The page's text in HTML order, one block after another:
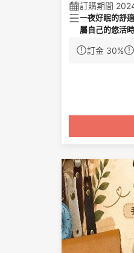
訂購期間
一夜好眠的舒
屬自己的悠活
➤專案內容
供，限高2.1m)
4. 優惠內容依
5. 本優惠恕不
訂金 30%